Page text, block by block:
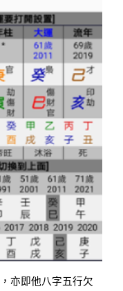
， 亦即他八字五行欠